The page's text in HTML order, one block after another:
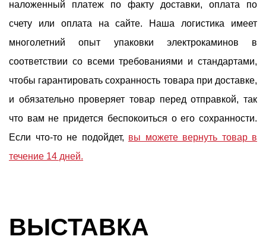
наложенный платеж по факту доставки, оплата по
счету или оплата на сайте. Наша логистика имеет
многолетний опыт упаковки электрокаминов в
соответствии со всеми требованиями и стандартами,
чтобы гарантировать сохранность товара при доставке,
и обязательно проверяет товар перед отправкой, так
что вам не придется беспокоиться о его сохранности.
Если что-то не подойдет, вы можете вернуть товар в
течение 14 дней.
ВЫСТАВКА